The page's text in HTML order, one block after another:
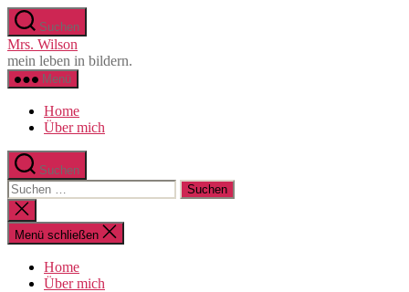
Zum
Inhalt
springen
Suchen
Mrs. Wilson
mein leben in bildern.
Menü
Home
Über mich
Suchen
Suche
nach:
Suche
schließen
Menü schließen
Home
Über mich